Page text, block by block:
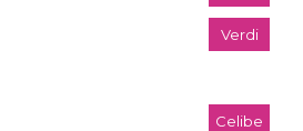
Verdi
Celibe